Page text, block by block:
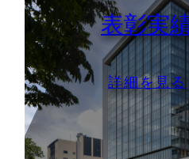
表彰実
詳細を見る